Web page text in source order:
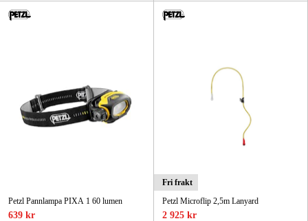
Petzl Pannlampa PIXA 1 60 lumen
639 kr
Fri frakt
Petzl Microflip 2,5m Lanyard
2 925 kr